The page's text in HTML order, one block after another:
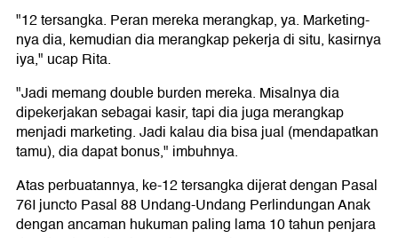
"12 tersangka. Peran mereka merangkap, ya. Marketing-
nya dia, kemudian dia merangkap pekerja di situ, kasirnya
iya," ucap Rita.
"Jadi memang double burden mereka. Misalnya dia
dipekerjakan sebagai kasir, tapi dia juga merangkap
menjadi marketing. Jadi kalau dia bisa jual (mendapatkan
tamu), dia dapat bonus," imbuhnya.
Atas perbuatannya, ke-12 tersangka dijerat dengan Pasal
76I juncto Pasal 88 Undang-Undang Perlindungan Anak
dengan ancaman hukuman paling lama 10 tahun penjara